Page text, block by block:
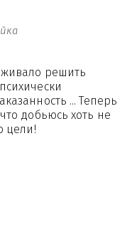
решить
... Теперь
добьюсь хоть не
цели!